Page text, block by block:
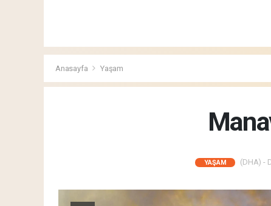
Anasayfa Yaşam
YAŞAM (DHA) -